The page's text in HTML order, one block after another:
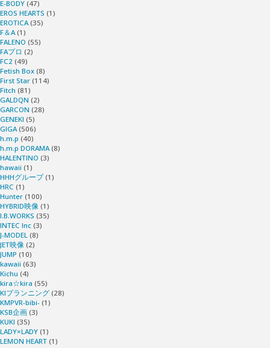
E-BODY (47)
EROS HEARTS (1)
EROTICA(35)
F＆A(1)
FALENO (55)
FAプロ (2)
FC2 (49)
Fetish Box (8)
First Star (114)
Fitch (81)
GALDQN (2)
GARCON (28)
GENEKI (5)
GIGA(506)
h.m.p (40)
h.m.p DORAMA(8)
HALENTINO (3)
hawaii (1)
HHHグループ(1)
HRC (1)
Hunter (100)
HYBRID映像 (1)
I.B.WORKS (35)
INTEC Inc (3)
J-MODEL (8)
JET映像 (2)
JUMP (10)
kawaii (63)
Kichu (4)
kira☆kira (55)
KIプランニング (28)
KMPVR-bibi- (1)
KSB企画 (3)
KUKI (35)
LADY×LADY (1)
LEMON HEART (1)